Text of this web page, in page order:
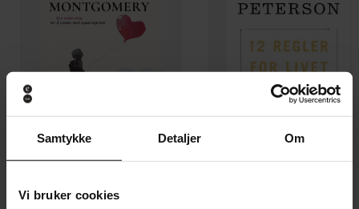
Samtykke Detaljer Om
Vi bruker cookies
149,-